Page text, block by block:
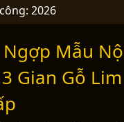
2026
Mẫu
Gian Gỗ